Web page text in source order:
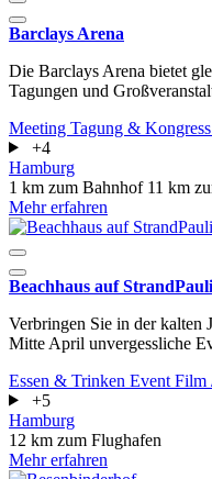
Barclays Arena
Die Barclays Arena bietet
Tagungen und
Meeting Tagung & Kongress
+4
Hamburg
1 km zum Bahnhof 11 km
Mehr erfahren
Beachhaus auf StrandPauli
Verbringen Sie in der kalten
Mitte April unvergessliche
Essen & Trinken Event Film
+5
Hamburg
12 km zum Flughafen
Mehr erfahren